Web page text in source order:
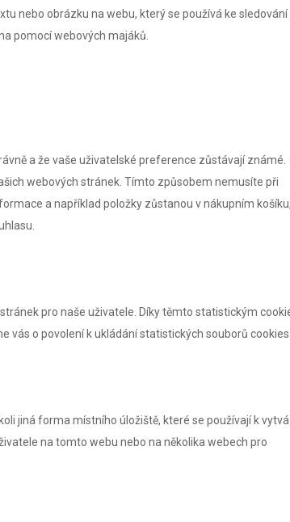
nebo obrázku na webu, který se používá ke sledování
pomocí webových majáků.
a že vaše uživatelské preference zůstávají známé.
webových stránek. Tímto způsobem nemusíte při
a například položky zůstanou v nákupním košíku,
pro naše uživatele. Díky těmto statistickým
vás o povolení k ukládání statistických souborů cookies.
jiná forma místního úložiště, které se používají k
na tomto webu nebo na několika webech pro